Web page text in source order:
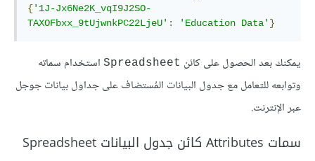
{'1J-Jx6Ne2K_vqI9J2SO-
TAXOFbxx_9tUjwnkPC22LjeU' : 'Education Data' }
يمكنك بعد الحصول على كائن Spreadsheet استخدام سماته
وتوابعه للتعامل مع جدول البيانات المُستضاف على جداول بيانات جوجل
عبر الإنترنت.
سمات Attributes كائن جدول البيانات Spreadsheet